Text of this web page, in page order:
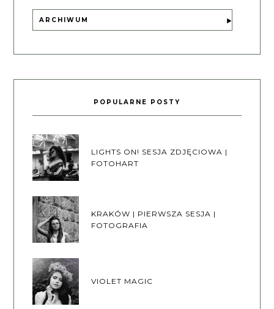
ARCHIWUM
POPULARNE POSTY
LIGHTS ON! SESJA ZDJĘCIOWA |
FOTOHART
KRAKÓW | PIERWSZA SESJA |
FOTOGRAFIA
VIOLET MAGIC